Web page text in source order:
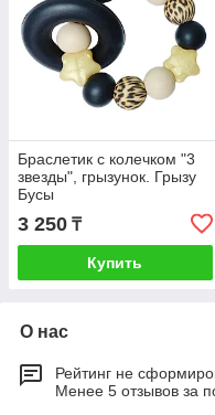
Браслетик с колечком "3
звезды", грызунок. Грызу
Бусы
3 250 ₸
Купить
О нас
Рейтинг не
Менее 5 отзывов за